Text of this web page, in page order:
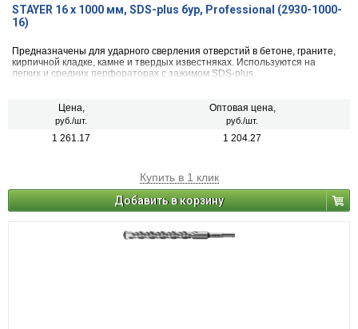
STAYER 16 x 1000 мм, SDS-plus бур, Professional (2930-1000-
16)
Предназначены для ударного сверления отверстий в бетоне, граните,
кирпичной кладке, камне и твердых известняках. Используются на
легких и средних перфораторах с зажимом SDS-plus.
Цена,
руб./шт.
Оптовая цена,
руб./шт.
1 261.17 1 204.27
Купить в 1 клик
Добавить в корзину